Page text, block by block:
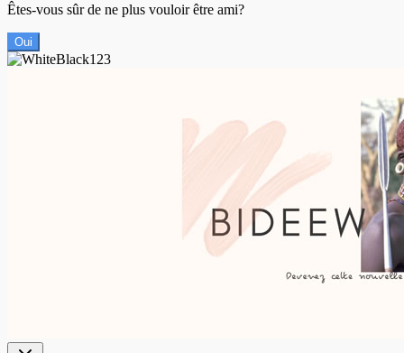
Êtes-vous sûr de ne plus vouloir être ami?
Oui